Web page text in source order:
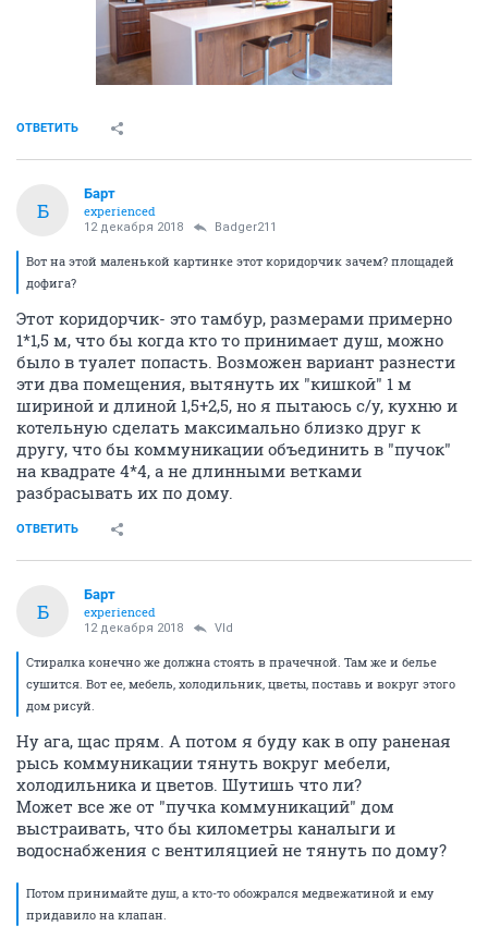
ОТВЕТИТЬ
Б
Барт
experienced
12 декабря 2018 Badger211
Вот на этой маленькой картинке этот коридорчик зачем? площадей
дофига?
Этот коридорчик- это тамбур, размерами примерно
1*1,5 м, что бы когда кто то принимает душ, можно
было в туалет попасть. Возможен вариант разнести
эти два помещения, вытянуть их "кишкой" 1 м
шириной и длиной 1,5+2,5, но я пытаюсь с/у, кухню и
котельную сделать максимально близко друг к
другу, что бы коммуникации объединить в "пучок"
на квадрате 4*4, а не длинными ветками
разбрасывать их по дому.
ОТВЕТИТЬ
Б
Барт
experienced
12 декабря 2018 Vld
Стиралка конечно же должна стоять в прачечной. Там же и белье
сушится. Вот ее, мебель, холодильник, цветы, поставь и вокруг этого
дом рисуй.
Ну ага, щас прям. А потом я буду как в опу раненая
рысь коммуникации тянуть вокруг мебели,
холодильника и цветов. Шутишь что ли?
Может все же от "пучка коммуникаций" дом
выстраивать, что бы километры каналыги и
водоснабжения с вентиляцией не тянуть по дому?
Потом принимайте душ, а кто-то обожрался медвежатиной и ему
придавило на клапан.